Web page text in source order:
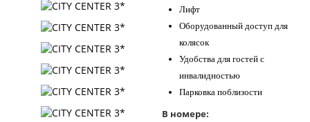
Лифт
Оборудованный доступ для
колясок
Удобства для гостей с
инвалидностью
Парковка поблизости
В номере: